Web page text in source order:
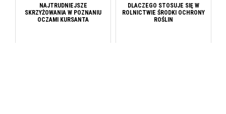
NAJTRUDNIEJSZE
SKRZYŻOWANIA W POZNANIU
OCZAMI KURSANTA
DLACZEGO STOSUJE SIĘ W
ROLNICTWIE ŚRODKI OCHRONY
ROŚLIN